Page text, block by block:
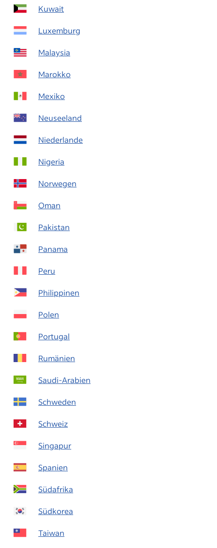
Kuwait
Luxemburg
Malaysia
Marokko
Mexiko
Neuseeland
Niederlande
Nigeria
Norwegen
Oman
Pakistan
Panama
Peru
Philippinen
Polen
Portugal
Rumänien
Saudi-Arabien
Schweden
Schweiz
Singapur
Spanien
Südafrika
Südkorea
Taiwan